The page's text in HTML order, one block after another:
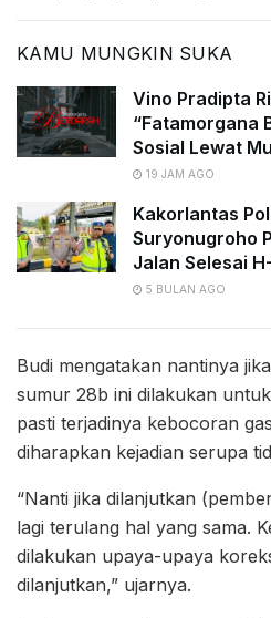
KAMU MUNGKIN SUKA
Vino Pradipta
“Fatamorgana
Sosial Lewat
19 JAM AGO
Kakorlantas
Suryonugroho
Jalan Selesai
5 BULAN AGO
Budi mengatakan nantinya
sumur 28b ini dilakukan
pasti terjadinya kebocoran
diharapkan kejadian serupa
“Nanti jika dilanjutkan
lagi terulang hal yang sama.
dilakukan upaya-upaya
dilanjutkan,” ujarnya.